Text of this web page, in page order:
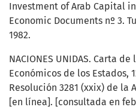
Investment of Arab Capital
Economic Documents nº 3.
1982.
NACIONES UNIDAS. Carta
Económicos de los Estados,
Resolución 3281 (xxix) de la
[en línea]. [consultada en